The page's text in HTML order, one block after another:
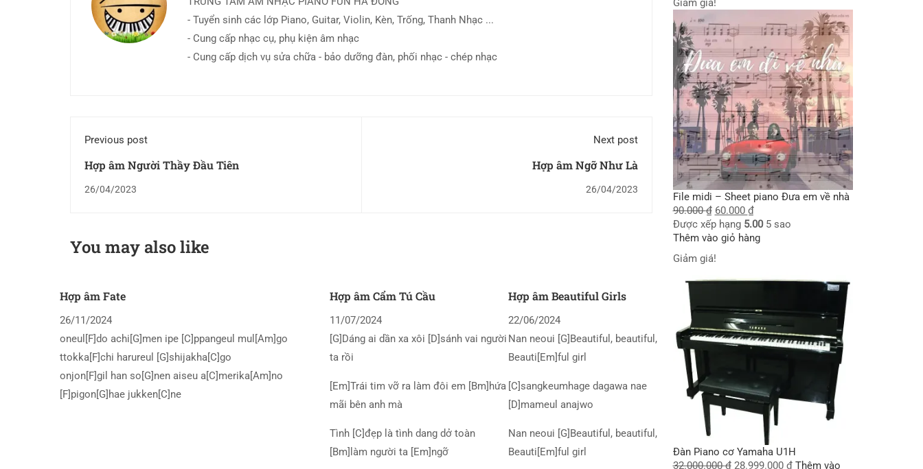
- Tuyển sinh các lớp Piano, Guitar, Violin, Kèn, Trống, Thanh Nhạc ...
- Cung cấp nhạc cụ, phụ kiện âm nhạc
- Cung cấp dịch vụ sửa chữa - bảo dưỡng đàn, phối nhạc - chép nhạc
Previous post
Hợp âm Người Thầy Đầu Tiên
26/04/2023
Next post
Hợp âm Ngỡ Như Là
26/04/2023
You may also like
Hợp âm Fate
26/11/2024
oneul[F]do achi[G]men ipe [C]ppangeul mul[Am]go
ttokka[F]chi harureul [G]shijakha[C]go
onjon[F]gil han so[G]nen aiseu a[C]merika[Am]no
[F]pigon[G]hae jukken[C]ne
Hợp âm Cẩm Tú Cầu
11/07/2024
[G]Dáng ai dần xa xôi [D]sánh vai người
ta rồi
[Em]Trái tim vỡ ra làm đôi em [Bm]hứa
mãi bên anh mà
Tình [C]đẹp là tình dang dở toàn
[Bm]làm người ta [Em]ngỡ
Hợp âm Beautiful Girls
22/06/2024
Nan neoui [G]Beautiful, beautiful,
Beauti[Em]ful girl
[C]sangkeumhage dagawa nae
[D]mameul anajwo
Nan neoui [G]Beautiful, beautiful,
Beauti[Em]ful girl
Giảm giá!
File midi – Sheet piano Đưa em về nhà
90.000₫ 60.000 ₫
Được xếp hạng 5.005 sao
Thêm vào giỏ hàng
Giảm giá!
Đàn Piano cơ Yamaha U1H
32.000.000₫ 28.999.000 ₫ Thêm vào